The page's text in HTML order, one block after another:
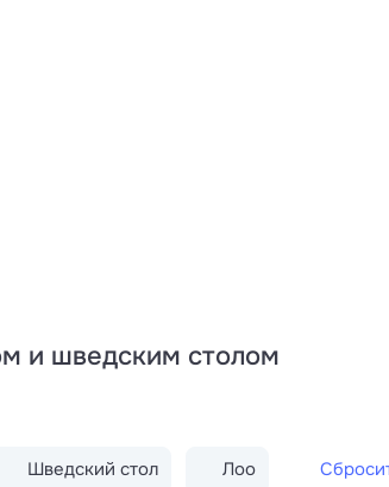
и шведским столом
Шведский стол Лоо